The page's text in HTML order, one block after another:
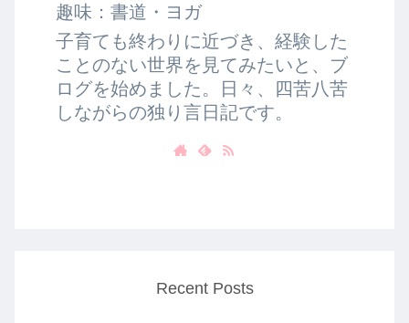
趣味：書道・ヨガ
子育ても終わりに近づき、経験した
ことのない世界を見てみたいと、ブ
ログを始めました。日々、四苦八苦
しながらの独り言日記です。
Recent Posts